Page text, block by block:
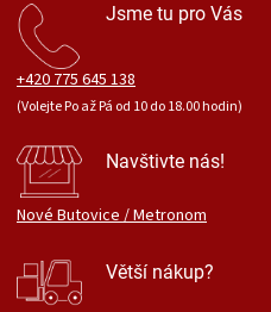
Jsme tu pro Vás
+420 775 645 138
(Volejte Po až Pá od 10 do 18.00 hodin)
Navštivte nás!
Nové Butovice / Metronom
Větší nákup?